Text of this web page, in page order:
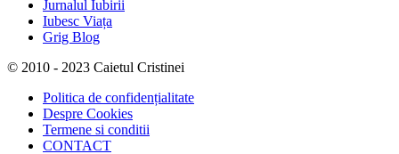
Jurnalul Iubirii
Iubesc Viața
Grig Blog
© 2010 - 2023 Caietul Cristinei
Politica de confidențialitate
Despre Cookies
Termene si conditii
CONTACT